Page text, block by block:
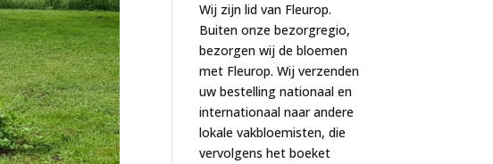
Wij zijn lid van Fleurop.
Buiten onze bezorgregio,
bezorgen wij de bloemen
met Fleurop. Wij verzenden
uw bestelling nationaal en
internationaal naar andere
lokale vakbloemisten, die
vervolgens het boeket